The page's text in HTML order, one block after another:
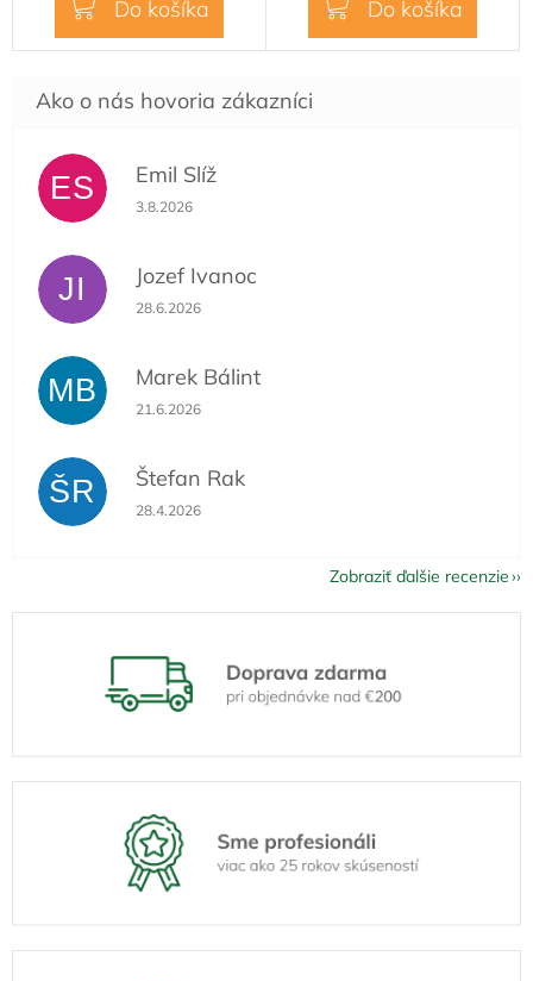
Do košíka Do košíka
ES Emil Slíž
Hodnotenie obchodu je 5 z 5 hviezdičiek.
3.8.2026
JI Jozef Ivanoc
Hodnotenie obchodu je 5 z 5 hviezdičiek.
28.6.2026
MB Marek Bálint
Hodnotenie obchodu je 5 z 5 hviezdičiek.
21.6.2026
ŠR Štefan Rak
Hodnotenie obchodu je 5 z 5 hviezdičiek.
28.4.2026
Zobraziť ďalšie recenzie